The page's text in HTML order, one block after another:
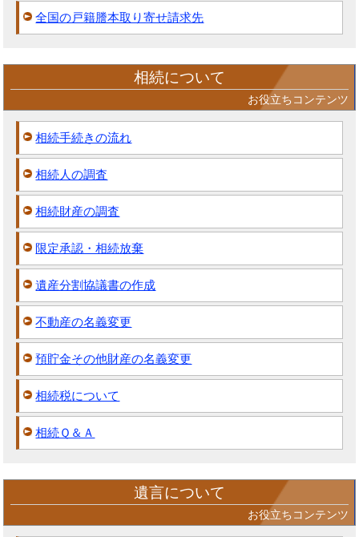
全国の戸籍謄本取り寄せ請求先
相続について
お役立ちコンテンツ
相続手続きの流れ
相続人の調査
相続財産の調査
限定承認・相続放棄
遺産分割協議書の作成
不動産の名義変更
預貯金その他財産の名義変更
相続税について
相続Ｑ＆Ａ
遺言について
お役立ちコンテンツ